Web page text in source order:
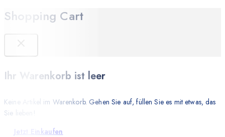
Shopping Cart
Ihr Warenkorb ist leer
Keine Artikel im Warenkorb. Gehen Sie auf, füllen Sie es mit etwas, das
Sie lieben!
Jetzt Einkaufen